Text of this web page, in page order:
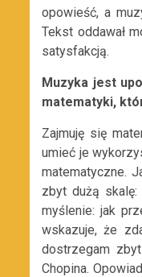
opowieść, a
Tekst oddawał
satysfakcją.
Muzyka jest
matematyki,
Zajmuję się
umieć je
matematyczne.
zbyt dużą
myślenie: jak
wskazuje, że
dostrzegam
Chopina.